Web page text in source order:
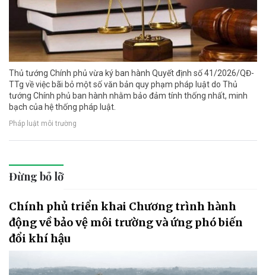
Thủ tướng Chính phủ vừa ký ban hành Quyết định số 41/2026/QĐ-
TTg về việc bãi bỏ một số văn bản quy phạm pháp luật do Thủ
tướng Chính phủ ban hành nhằm bảo đảm tính thống nhất, minh
bạch của hệ thống pháp luật.
Pháp luật môi trường
Đừng bỏ lỡ
Chính phủ triển khai Chương trình hành
động về bảo vệ môi trường và ứng phó biến
đổi khí hậu